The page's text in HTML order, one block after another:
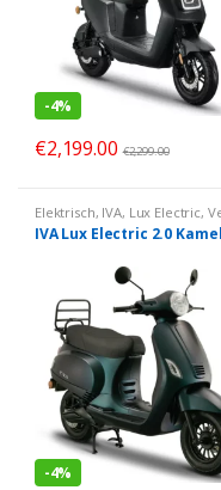
-4%
€2,199.00 €2,299.00
Elektrisch, IVA, Lux Electric,
Look
IVA Lux Electric 2.0
-4%